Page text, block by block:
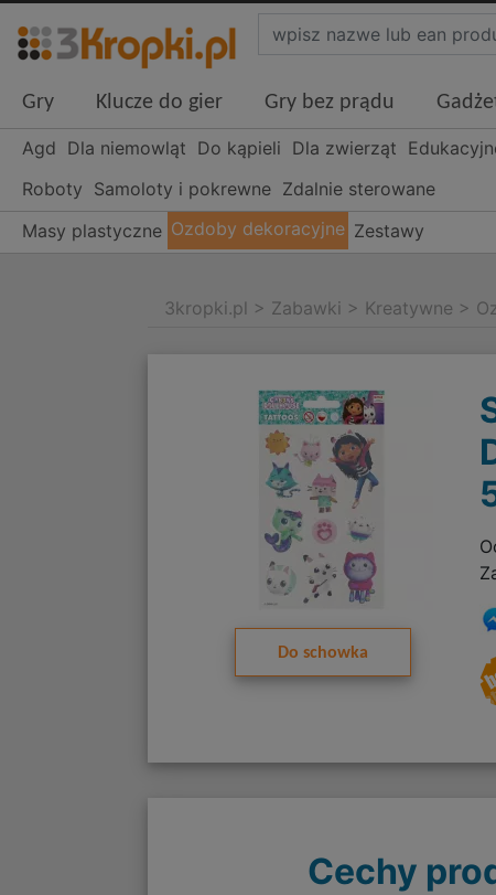
Gry Klucze do gier Gry bez prądu
Agd Dla niemowląt Do kąpieli Dla zwierząt
Roboty Samoloty i pokrewne Zdalnie sterowane
Masy plastyczne Ozdoby dekoracyjne Zestawy
3kropki.pl > Zabawki > Kreatywne >
Do schowka
Cechy